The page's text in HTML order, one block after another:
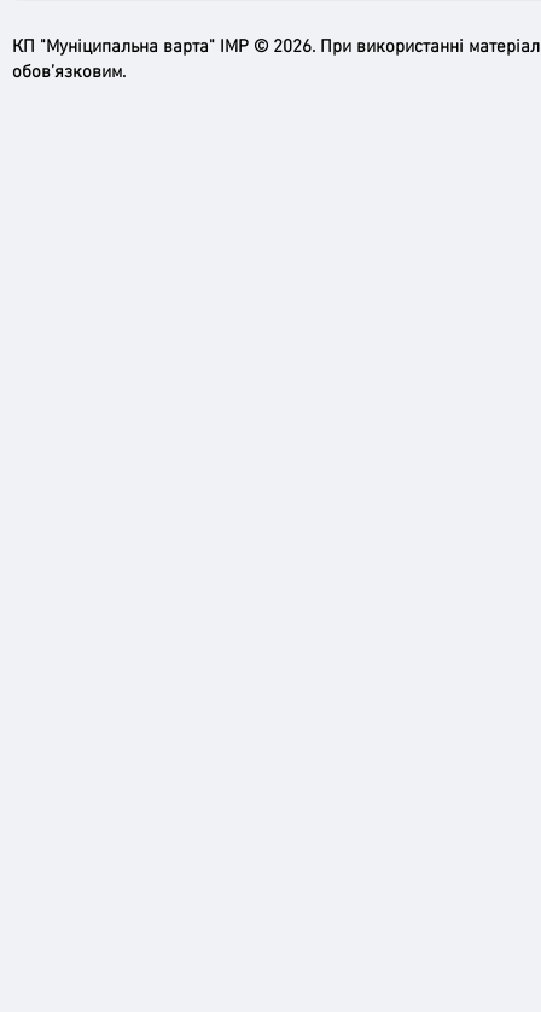
КП "Муніципальна варта" ІМР © 2026. При використанні
обов’язковим.